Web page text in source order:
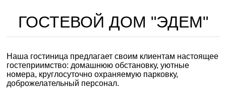
ГОСТЕВОЙ ДОМ "ЭДЕМ"
Наша гостиница предлагает своим клиентам настоящее
гостеприимство: домашнюю обстановку, уютные
номера, круглосуточно охраняемую парковку,
доброжелательный персонал.